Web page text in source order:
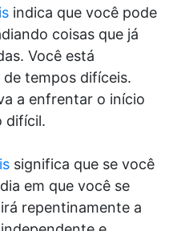
indica que você pode
coisas que já
Você está
tempos difíceis.
a enfrentar o início
difícil.
significa que se você
em que você se
repentinamente a